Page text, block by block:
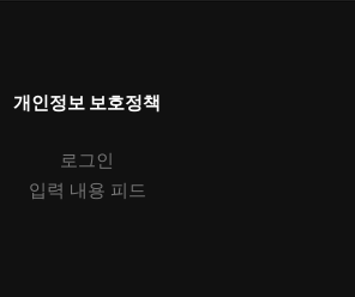
개인정보 보호정책
로그인
입력 내용 피드